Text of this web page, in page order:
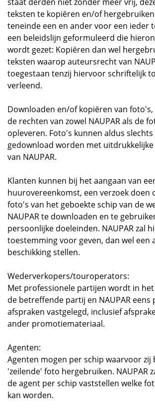
teksten te kopiëren en/of
teneinde een en ander voor een ieder
een beleidslijn geformuleerd die
wordt gezet: Kopiëren dan wel
teksten waarop auteursrecht van
toegestaan tenzij hiervoor schriftelijk
verleend.
Downloaden en/of kopiëren van
de rechten van zowel NAUPAR als de
opleveren. Foto's kunnen aldus
gedownload worden met
van NAUPAR.
Klanten kunnen bij het aangaan van
huurovereenkomst, een verzoek doen
foto's van het geboekte schip van de
NAUPAR te downloaden en te
persoonlijke doeleinden. NAUPAR zal
toestemming voor geven, dan wel een
beschikking stellen.
Wederverkopers/touroperators:
Met professionele partijen wordt in
de betreffende partij en NAUPAR eens
afspraken vastgelegd, inclusief
ander promotiemateriaal.
Agenten:
Agenten mogen per schip waarvoor zij
'zeilende' foto hergebruiken. NAUPAR
de agent per schip vaststellen welke
kan worden.